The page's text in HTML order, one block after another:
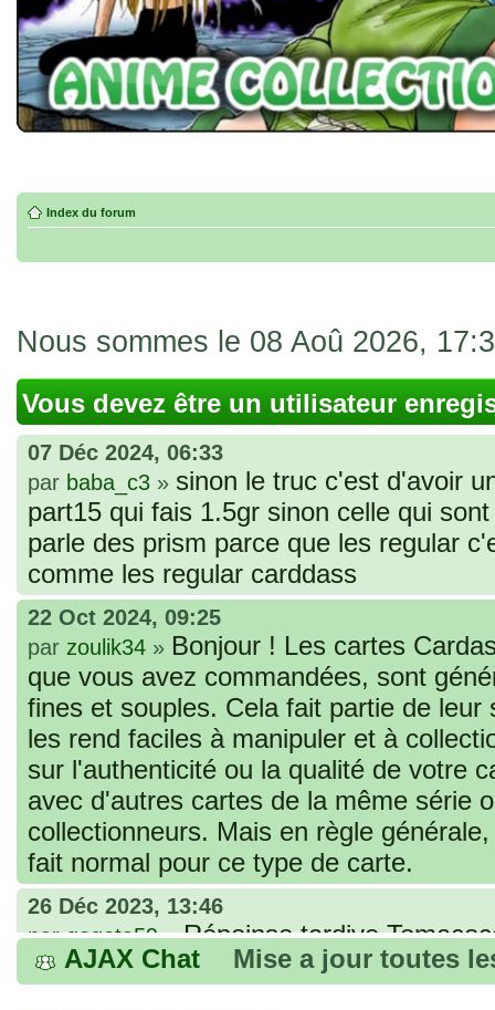
Index du forum
Nous sommes le 08 Aoû 2026,
Vous devez être un utilisateur
07 Déc 2024, 06:33
par baba_c3 » sinon le truc c'est d'avoir
part15 qui fais 1.5gr sinon celle qui
parle des prism parce que les regular
comme les regular carddass
22 Oct 2024, 09:25
par zoulik34 » Bonjour ! Les cartes
que vous avez commandées, sont
fines et souples. Cela fait partie de
les rend faciles à manipuler et à
sur l'authenticité ou la qualité de votre
avec d'autres cartes de la même série
collectionneurs. Mais en règle
fait normal pour ce type de carte.
26 Déc 2023, 13:46
pargogeta59»Répoinse tardive
acheter une réédition de cette Hondan ?
AJAX Chat Mise a jour toutes